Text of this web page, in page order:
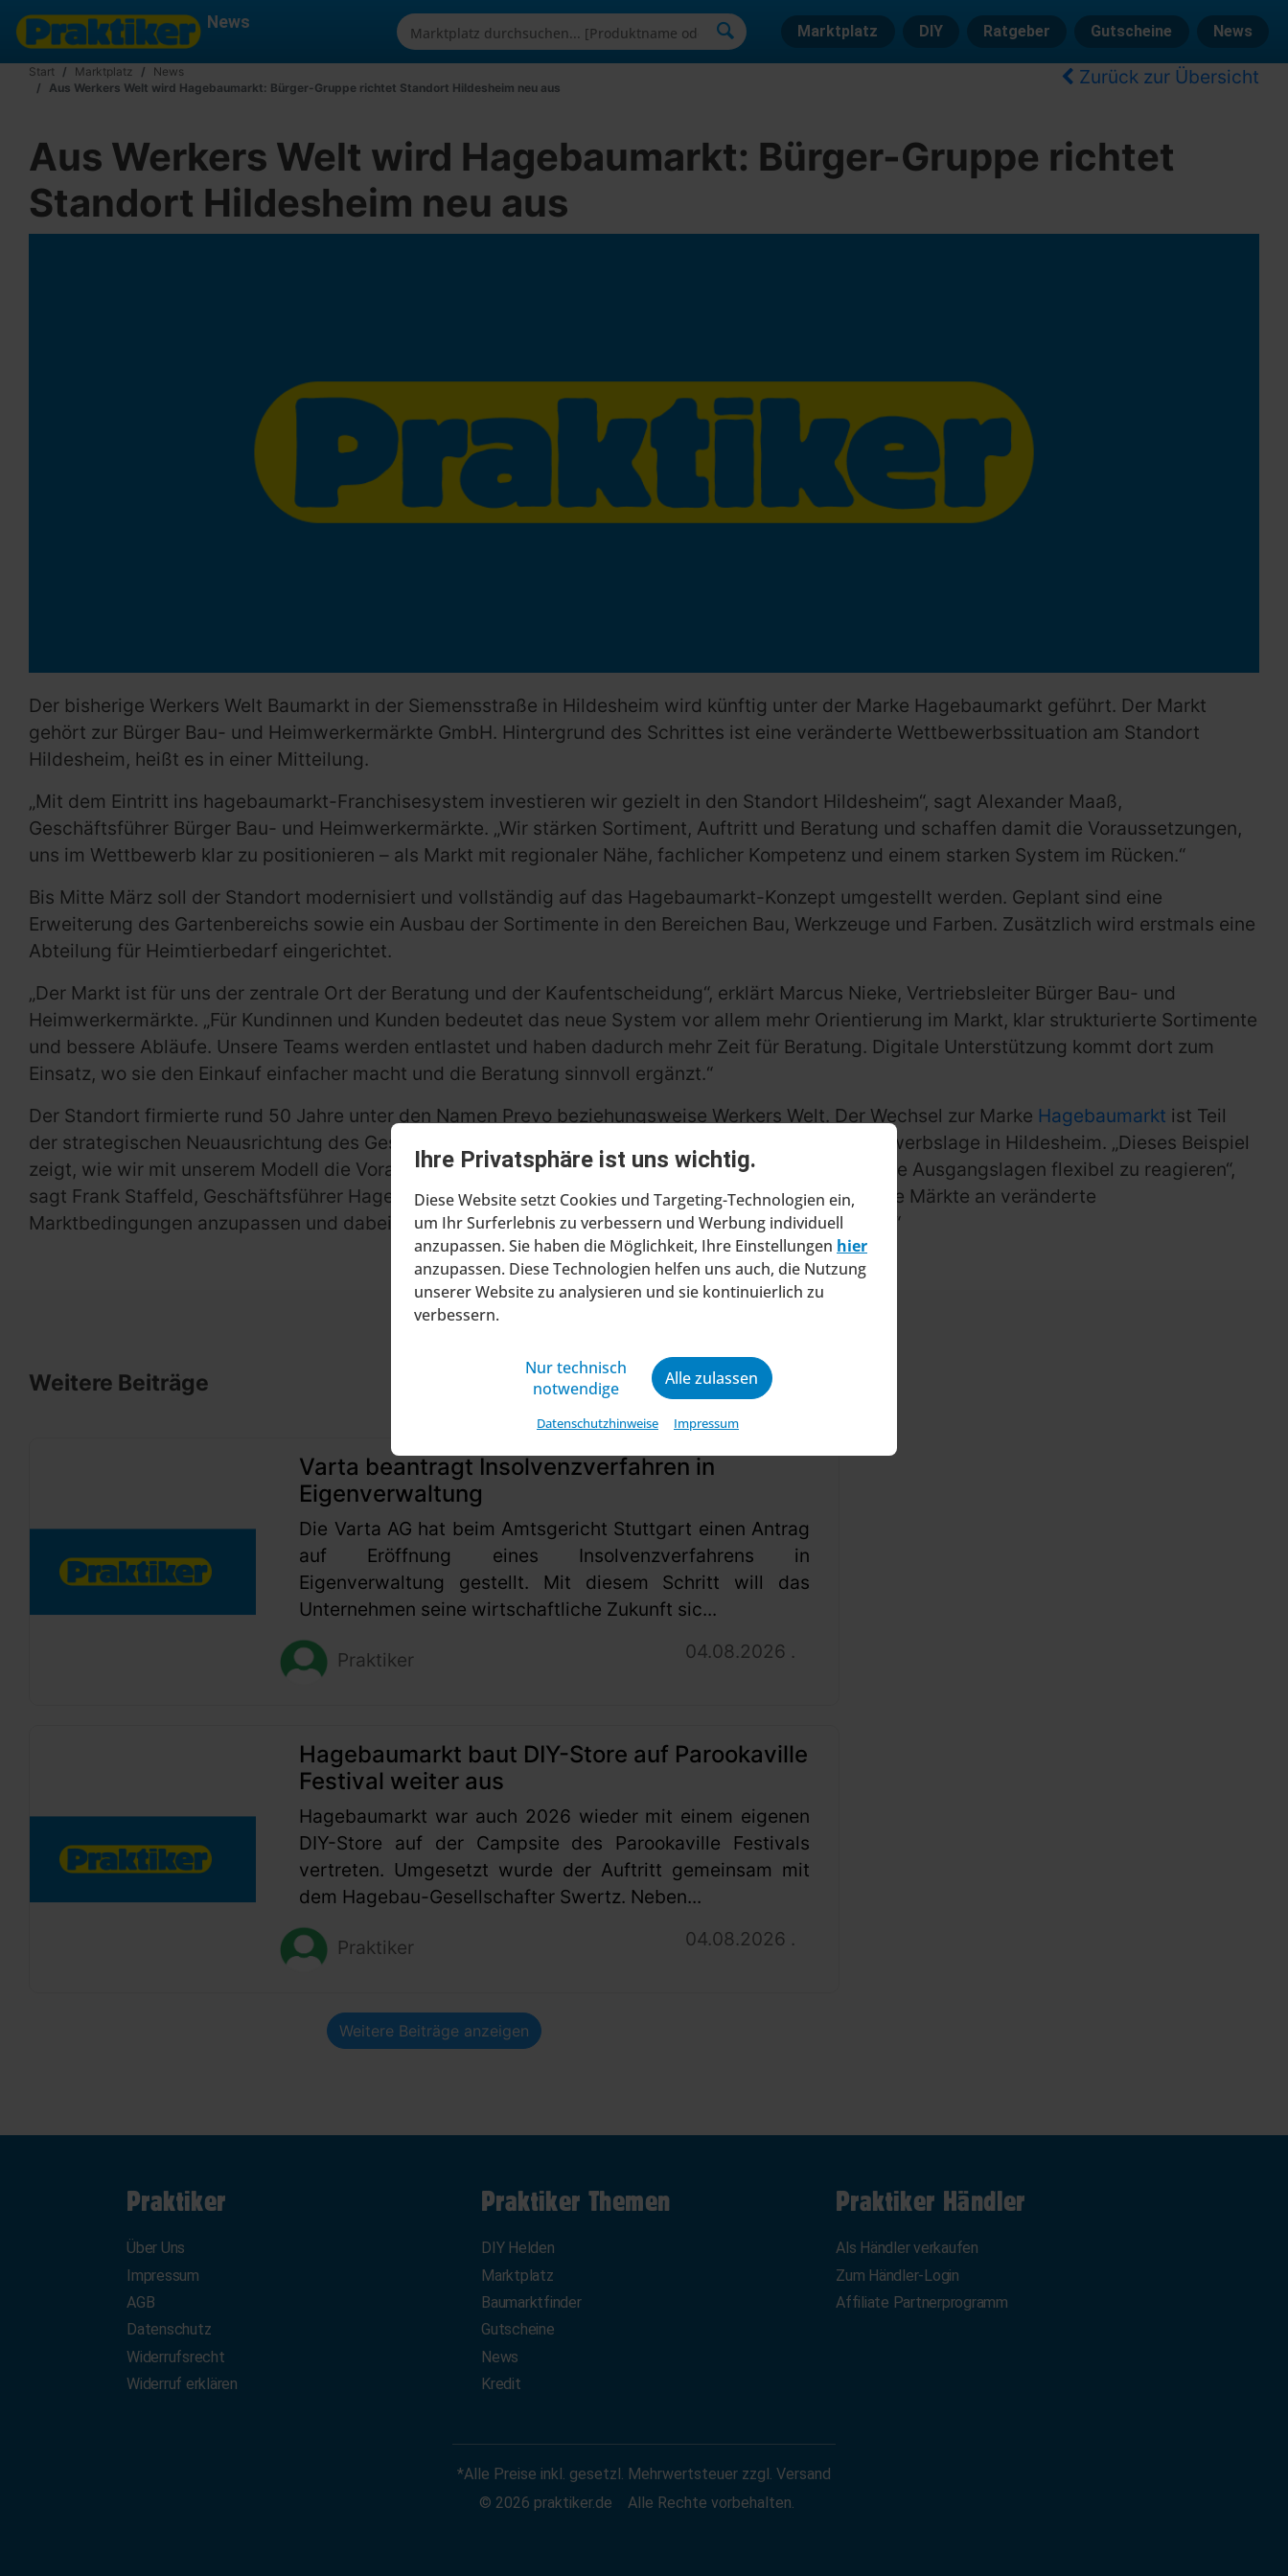
Ihre Privatsphäre ist uns wichtig.
Diese Website setzt Cookies und Targeting-Technologien ein,
um Ihr Surferlebnis zu verbessern und Werbung individuell
anzupassen. Sie haben die Möglichkeit, Ihre Einstellungen hier
anzupassen. Diese Technologien helfen uns auch, die Nutzung
unserer Website zu analysieren und sie kontinuierlich zu
verbessern.
Nur technisch
notwendige
Alle zulassen
Datenschutzhinweise Impressum
News Marktplatz DIY Ratgeber Gutscheine News
Start Marktplatz
News
Aus Werkers Welt wird Hagebaumarkt: Bürger-Gruppe richtet Standort Hildesheim neu aus
Zurück zur Übersicht
Aus Werkers Welt wird Hagebaumarkt: Bürger-Gruppe richtet
Standort Hildesheim neu aus
Der bisherige Werkers Welt Baumarkt in der Siemensstraße in Hildesheim wird künftig unter der Marke Hagebaumarkt geführt. Der Markt
gehört zur Bürger Bau- und Heimwerkermärkte GmbH. Hintergrund des Schrittes ist eine veränderte Wettbewerbssituation am Standort
Hildesheim, heißt es in einer Mitteilung.
„Mit dem Eintritt ins hagebaumarkt-Franchisesystem investieren wir gezielt in den Standort Hildesheim“, sagt Alexander Maaß,
Geschäftsführer Bürger Bau- und Heimwerkermärkte. „Wir stärken Sortiment, Auftritt und Beratung und schaffen damit die Voraussetzungen,
uns im Wettbewerb klar zu positionieren – als Markt mit regionaler Nähe, fachlicher Kompetenz und einem starken System im Rücken.“
Bis Mitte März soll der Standort modernisiert und vollständig auf das Hagebaumarkt-Konzept umgestellt werden. Geplant sind eine
Erweiterung des Gartenbereichs sowie ein Ausbau der Sortimente in den Bereichen Bau, Werkzeuge und Farben. Zusätzlich wird erstmals eine
Abteilung für Heimtierbedarf eingerichtet.
„Der Markt ist für uns der zentrale Ort der Beratung und der Kaufentscheidung“, erklärt Marcus Nieke, Vertriebsleiter Bürger Bau- und
Heimwerkermärkte. „Für Kundinnen und Kunden bedeutet das neue System vor allem mehr Orientierung im Markt, klar strukturierte Sortimente
und bessere Abläufe. Unsere Teams werden entlastet und haben dadurch mehr Zeit für Beratung. Digitale Unterstützung kommt dort zum
Einsatz, wo sie den Einkauf einfacher macht und die Beratung sinnvoll ergänzt.“
Der Standort firmierte rund 50 Jahre unter den Namen Prevo beziehungsweise Werkers Welt. Der Wechsel zur Marke Hagebaumarkt ist Teil
der strategischen Neuausrichtung des Gesellschafters vor dem Hintergrund der geänderten Wettbewerbslage in Hildesheim. „Dieses Beispiel
zeigt, wie wir mit unserem Modell die Voraussetzungen dafür schaffen, auf unterschiedliche regionale Ausgangslagen flexibel zu reagieren“,
sagt Frank Staffeld, Geschäftsführer Hagebau Einzelhandel. „Wir ermöglichen es Gesellschaftern, ihre Märkte an veränderte
Marktbedingungen anzupassen und dabei auf bewährte Strukturen und Leistungen zurückzugreifen.“
Weitere Beiträge
Varta beantragt Insolvenzverfahren in
Eigenverwaltung
Die Varta AG hat beim Amtsgericht Stuttgart einen Antrag
auf Eröffnung eines Insolvenzverfahrens in
Eigenverwaltung gestellt. Mit diesem Schritt will das
Unternehmen seine wirtschaftliche Zukunft sic...
Praktiker 04.08.2026 .
Hagebaumarkt baut DIY-Store auf Parookaville
Festival weiter aus
Hagebaumarkt war auch 2026 wieder mit einem eigenen
DIY-Store auf der Campsite des Parookaville Festivals
vertreten. Umgesetzt wurde der Auftritt gemeinsam mit
dem Hagebau-Gesellschafter Swertz. Neben...
Praktiker 04.08.2026 .
Weitere Beiträge anzeigen
Praktiker
Über Uns
Impressum
AGB
Datenschutz
Widerrufsrecht
Widerruf erklären
Praktiker Themen
DIY Helden
Marktplatz
Baumarktfinder
Gutscheine
News
Kredit
Praktiker Händler
Als Händler verkaufen
Zum Händler-Login
Affiliate Partnerprogramm
*Alle Preise inkl. gesetzl. Mehrwertsteuer zzgl. Versand
© 2026 praktiker.de
Alle Rechte vorbehalten.